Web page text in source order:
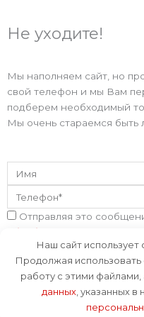
l
e
g
r
a
m
Не уходите!
Мы наполняем сайт, но
свой телефон и мы Вам
подберем необходимый
Мы очень стараемся быть
Имя
Телефон
Соглашение
Отправляя это
обработку данных
обработки персональных
Наш сайт использует
Продолжая использовать
работу с этими файлами,
данных, указанных в